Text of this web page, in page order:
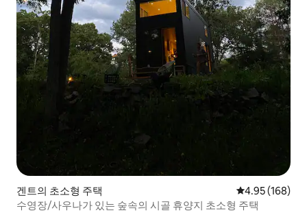
겐트의 초소형 주택 평점 4.95점(5
4.95 (168)
수영장/사우나가 있는 숲속의 시골 휴양지 초소형 주택